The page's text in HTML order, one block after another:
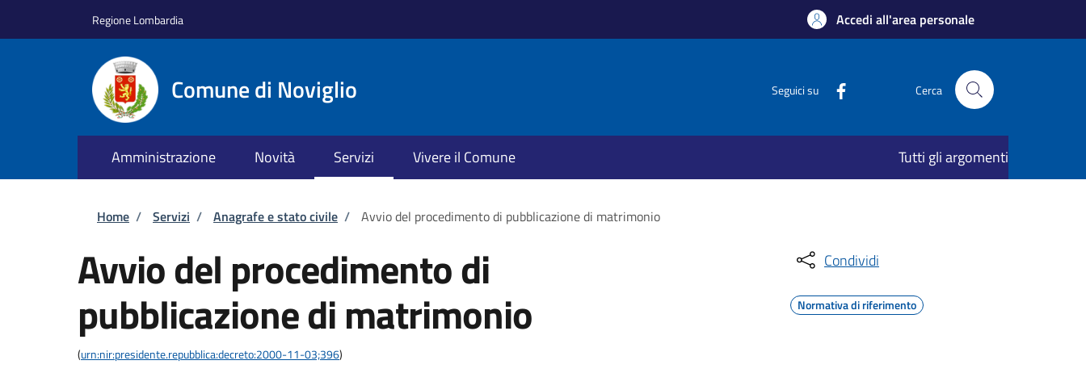
Regione Lombardia Accedi all'area personale
Comune di Noviglio Seguici su Cerca
Amministrazione Novità Servizi Vivere il Comune Tutti gli argomenti
Briciole di pane
Home / Servizi / Anagrafe e stato civile / Avvio del procedimento di pubblicazione di matrimonio
Avvio del procedimento di
pubblicazione di matrimonio
(urn:nir:presidente.repubblica:decreto:2000-11-03;396)
Condividi
Normativa di riferimento